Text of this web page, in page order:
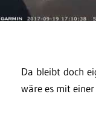
Da bleibt doch
wäre es mit